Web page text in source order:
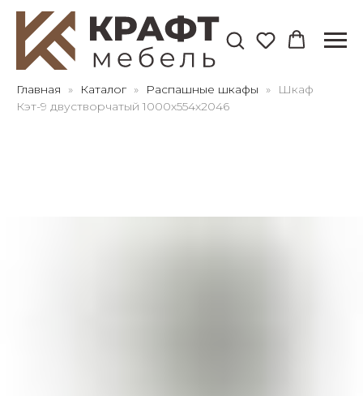
Главная Каталог Распашные шкафы
Шкаф
Кэт-9 двустворчатый 1000х554х2046